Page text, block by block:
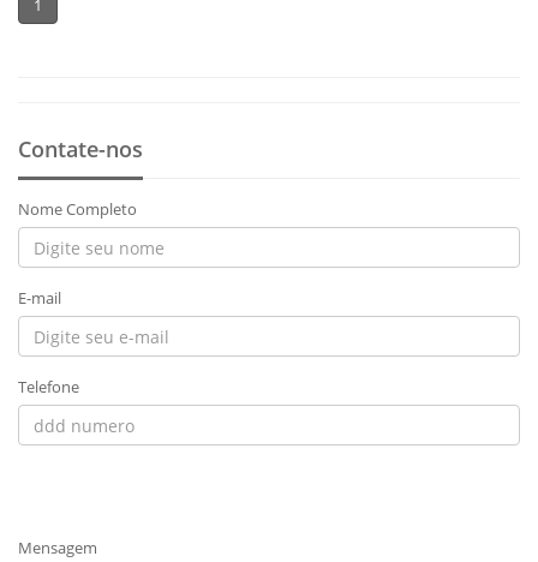
1
Contate-nos
Nome Completo
E-mail
Telefone
Mensagem